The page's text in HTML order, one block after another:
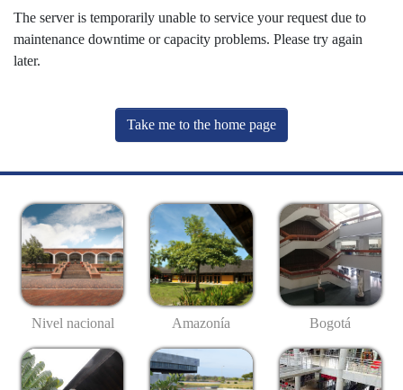
The server is temporarily unable to service your request due to
maintenance downtime or capacity problems. Please try again
later.
Take me to the home page
Nivel nacional Amazonía Bogotá